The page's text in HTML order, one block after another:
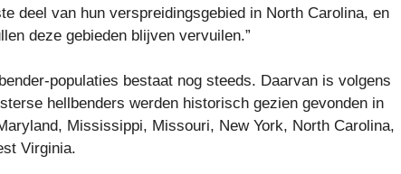
deel van hun verspreidingsgebied in North Carolina, en
deze gebieden blijven vervuilen.”
populaties bestaat nog steeds. Daarvan is volgens
hellbenders werden historisch gezien gevonden in
Mississippi, Missouri, New York, North Carolina,
Virginia.